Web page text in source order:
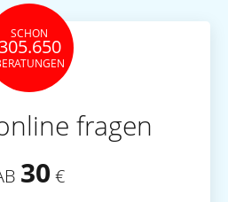
SCHON
305.650
fragen
30 €